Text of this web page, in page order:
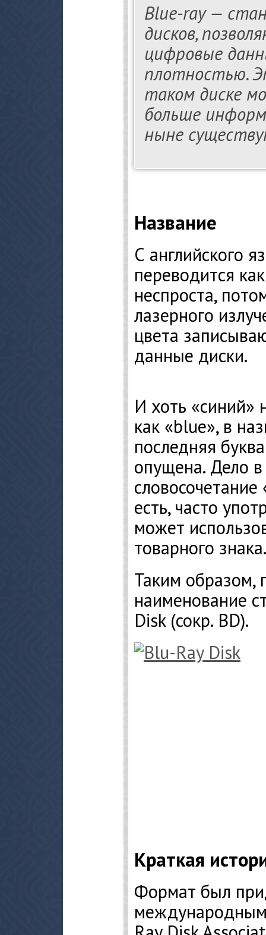
Blue-ray —
дисков,
цифровые
плотностью.
таком диске
больше
ныне
Название
С английского
переводится
неспроста,
лазерного
цвета
данные диски.
И хоть «синий»
как «blue», в
последняя
опущена. Дело
словосочетание
есть, часто
может
товарного
Таким образом,
наименование
Disk (сокр. BD).
Краткая
Формат был